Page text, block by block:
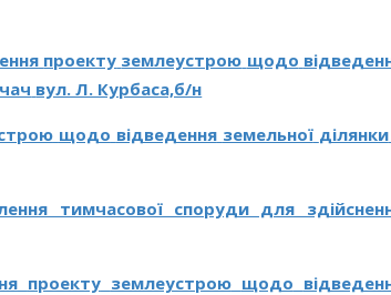
проекту землеустрою щодо
вул. Л. Курбаса,б/н
щодо відведення земельної ділянки
тимчасової споруди для
проекту землеустрою щодо